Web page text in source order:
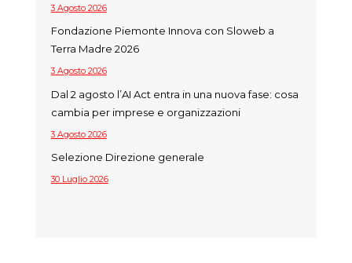
3 Agosto 2026
Fondazione Piemonte Innova con Sloweb a
Terra Madre 2026
3 Agosto 2026
Dal 2 agosto l’AI Act entra in una nuova fase: cosa
cambia per imprese e organizzazioni
3 Agosto 2026
Selezione Direzione generale
30 Luglio 2026